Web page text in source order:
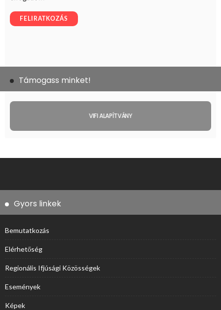
Támogass minket!
VIFI ALAPÍTVÁNY
Gyors linkek
Bemutatkozás
Elérhetőség
Regionális Ifjúsági Közösségek
Események
Képek